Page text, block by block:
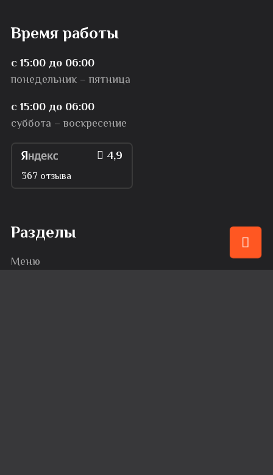
Время работы
с 15:00 до 06:00
понедельник – пятница
с 15:00 до 06:00
суббота – воскресение
4,9
367 отзыва
Разделы
Меню